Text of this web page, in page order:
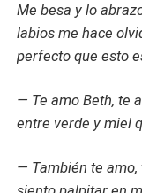
Me besa y lo
labios me hace
perfecto que esto
— Te amo Beth, te
entre verde y miel
— También te